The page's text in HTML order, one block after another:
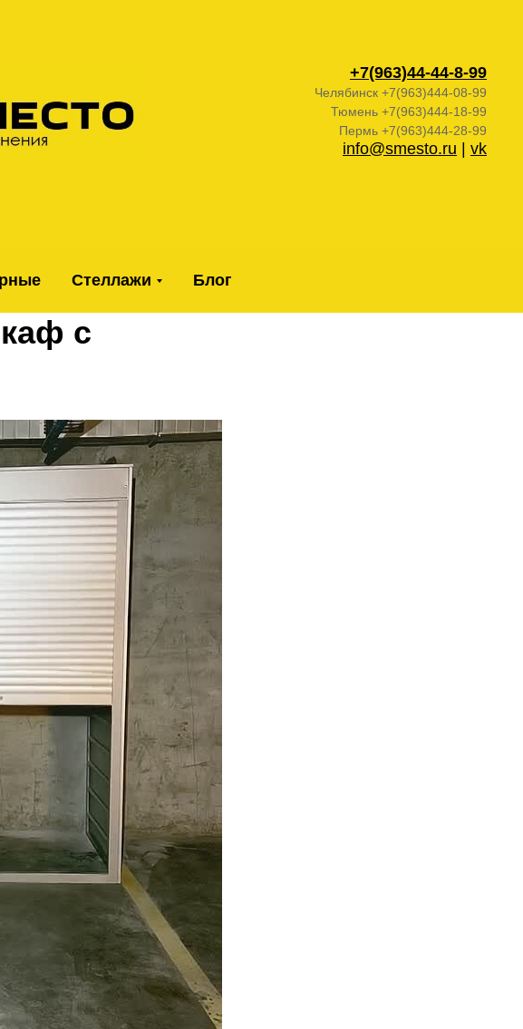
+7(963)44-44-8-99
Челябинск +7(963)444-08-99
Тюмень +7(963)444-18-99
Пермь +7(963)444-28-99
info@smesto.ru vk
Стеллажи Блог
с